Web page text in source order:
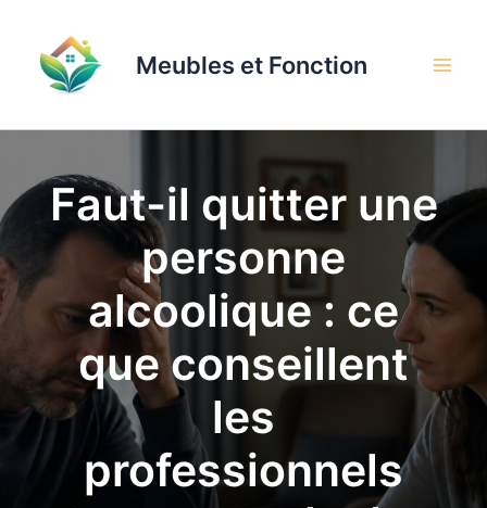
contenu
Meubles et Fonction
Faut-il quitter une
personne
alcoolique : ce
que conseillent
les
professionnels